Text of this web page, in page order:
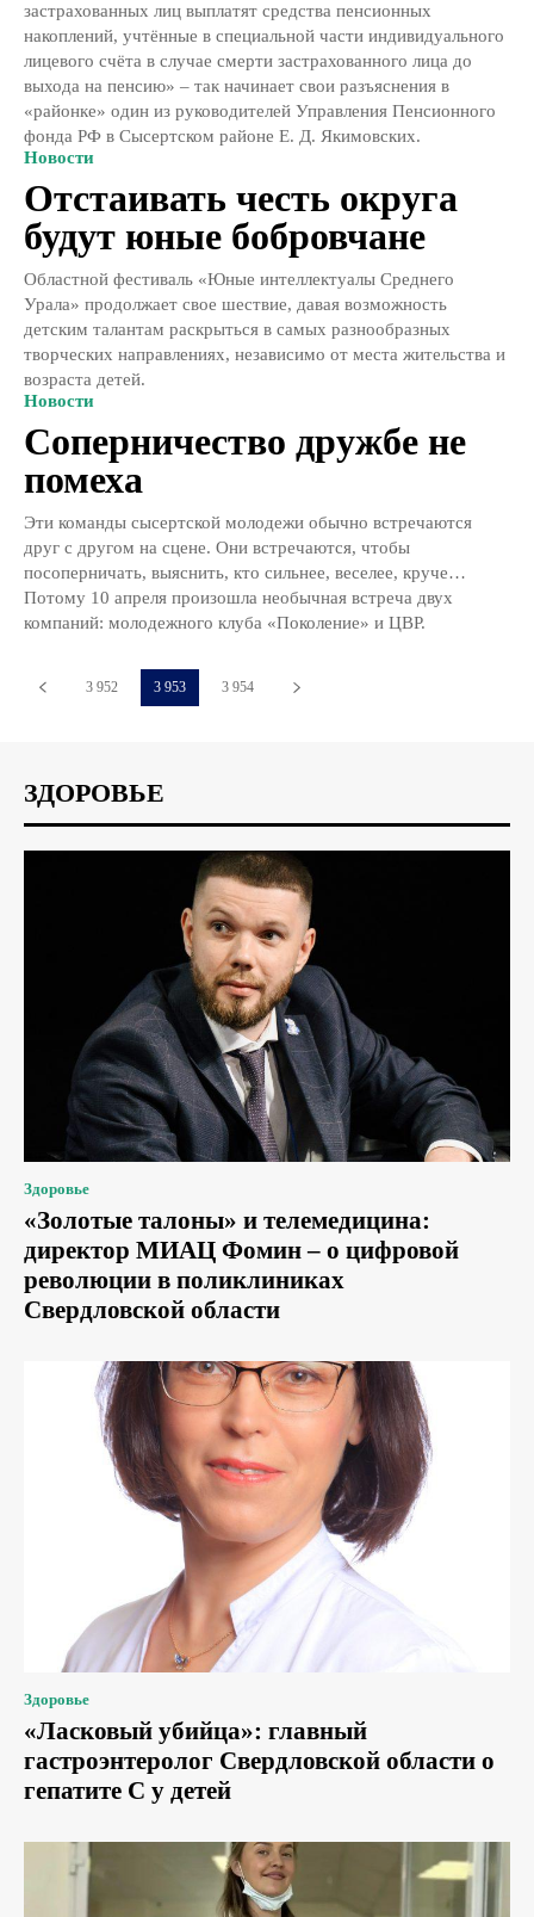
застрахованных лиц выплатят средства пенсионных
накоплений, учтённые в специальной части индивидуального
лицевого счёта в случае смерти застрахованного лица до
выхода на пенсию» – так начинает свои разъяснения в
«районке» один из руководителей Управления Пенсионного
фонда РФ в Сысертском районе Е. Д. Якимовских.
Новости
Отстаивать честь округа
будут юные бобровчане
Областной фестиваль «Юные интеллектуалы Среднего
Урала» продолжает свое шествие, давая возможность
детским талантам раскрыться в самых разнообразных
творческих направлениях, независимо от места жительства и
возраста детей.
Новости
Соперничество дружбе не
помеха
Эти команды сысертской молодежи обычно встречаются
друг с другом на сцене. Они встречаются, чтобы
посоперничать, выяснить, кто сильнее, веселее, круче…
Потому 10 апреля произошла необычная встреча двух
компаний: молодежного клуба «Поколение» и ЦВР.
3 952 3 953 3 954
ЗДОРОВЬЕ
Здоровье
«Золотые талоны» и телемедицина:
директор МИАЦ Фомин – о цифровой
революции в поликлиниках
Свердловской области
Здоровье
«Ласковый убийца»: главный
гастроэнтеролог Свердловской области о
гепатите С у детей